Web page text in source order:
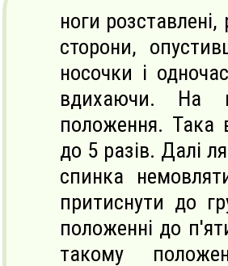
ноги
сторони,
носочки і
вдихаючи. На
положення. Така
до 5 разів. Далі
спинка
притиснути до
положенні до
такому